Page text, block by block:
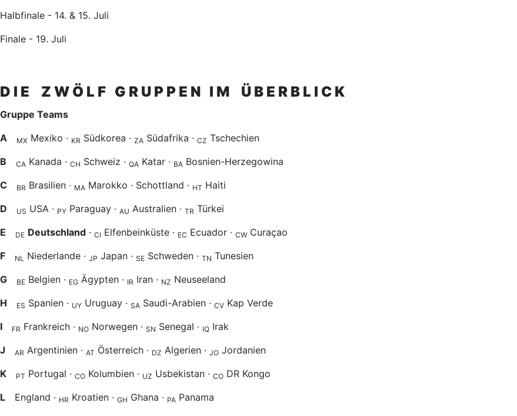
Halbfinale - 14. & 15. Juli
Finale - 19. Juli
D I E Z W Ö L F G R U P P E N I M Ü B E R B L I C K
Gruppe Teams
A
MX Mexiko · KR Südkorea · ZA Südafrika · CZ Tschechien
B
CA Kanada · CH Schweiz · QA Katar · BA Bosnien-Herzegowina
C
BR Brasilien · MA Marokko · Schottland · HT Haiti
D
US USA · PY Paraguay · AU Australien · TR Türkei
E
DE Deutschland · CI Elfenbeinküste · EC Ecuador · CW Curaçao
F
NL Niederlande · JP Japan · SE Schweden · TN Tunesien
G
BE Belgien · EG Ägypten · IR Iran · NZ Neuseeland
H
ES Spanien · UY Uruguay · SA Saudi-Arabien · CV Kap Verde
I
FR Frankreich · NO Norwegen · SN Senegal · IQ Irak
J
AR Argentinien · AT Österreich · DZ Algerien · JO Jordanien
K
PT Portugal · CO Kolumbien · UZ Usbekistan · CO DR Kongo
L England · HR Kroatien · GH Ghana · PA Panama